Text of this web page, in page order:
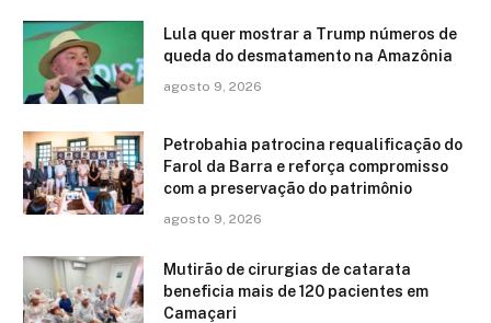
Lula quer mostrar a Trump números de
queda do desmatamento na Amazônia
agosto 9, 2026
Petrobahia patrocina requalificação do
Farol da Barra e reforça compromisso
com a preservação do patrimônio
agosto 9, 2026
Mutirão de cirurgias de catarata
beneficia mais de 120 pacientes em
Camaçari